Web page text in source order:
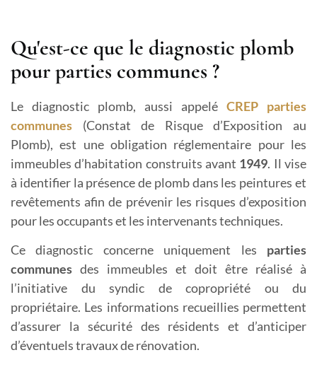
Qu'est-ce que le diagnostic plomb
pour parties communes ?
Le diagnostic plomb, aussi appelé CREP parties
communes (Constat de Risque d’Exposition au
Plomb), est une obligation réglementaire pour les
immeubles d’habitation construits avant 1949. Il vise
à identifier la présence de plomb dans les peintures et
revêtements afin de prévenir les risques d’exposition
pour les occupants et les intervenants techniques.
Ce diagnostic concerne uniquement les parties
communes des immeubles et doit être réalisé à
l’initiative du syndic de copropriété ou du
propriétaire. Les informations recueillies permettent
d’assurer la sécurité des résidents et d’anticiper
d’éventuels travaux de rénovation.